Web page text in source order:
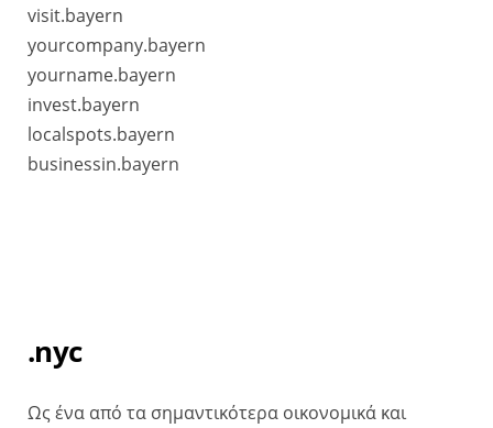
visit.bayern
yourcompany.bayern
yourname.bayern
invest.bayern
localspots.bayern
businessin.bayern
.nyc
Ως ένα από τα σημαντικότερα οικονομικά και